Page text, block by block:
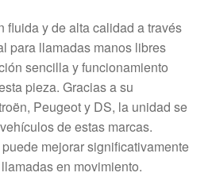
fluida y de alta calidad a través
para llamadas manos libres
sencilla y funcionamiento
pieza. Gracias a su
Peugeot y DS, la unidad se
de estas marcas.
mejorar significativamente
en movimiento.